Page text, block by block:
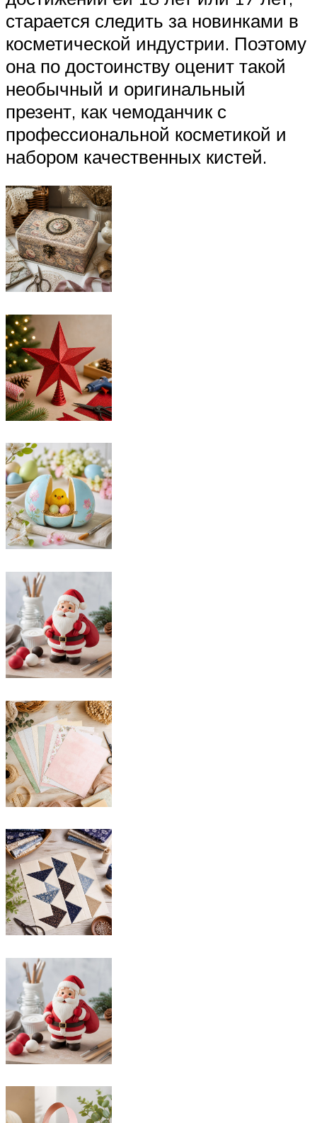
старается следить за новинками в
косметической индустрии. Поэтому
она по достоинству оценит такой
необычный и оригинальный
презент, как чемоданчик с
профессиональной косметикой и
набором качественных кистей.